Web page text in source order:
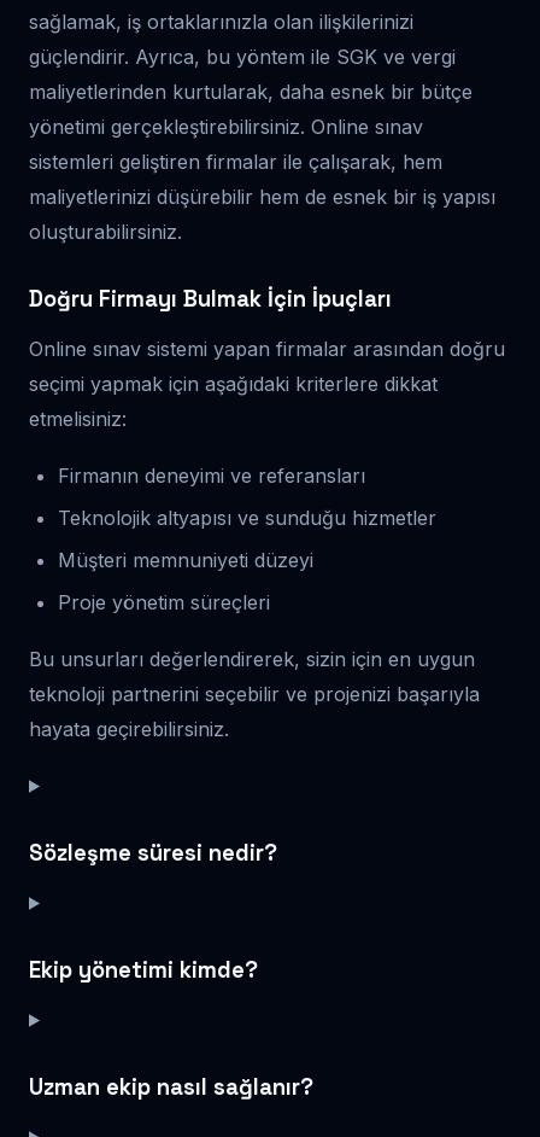
sağlamak, iş ortaklarınızla olan ilişkilerinizi
güçlendirir. Ayrıca, bu yöntem ile SGK ve vergi
maliyetlerinden kurtularak, daha esnek bir bütçe
yönetimi gerçekleştirebilirsiniz. Online sınav
sistemleri geliştiren firmalar ile çalışarak, hem
maliyetlerinizi düşürebilir hem de esnek bir iş yapısı
oluşturabilirsiniz.
Doğru Firmayı Bulmak İçin İpuçları
Online sınav sistemi yapan firmalar arasından doğru
seçimi yapmak için aşağıdaki kriterlere dikkat
etmelisiniz:
Firmanın deneyimi ve referansları
Teknolojik altyapısı ve sunduğu hizmetler
Müşteri memnuniyeti düzeyi
Proje yönetim süreçleri
Bu unsurları değerlendirerek, sizin için en uygun
teknoloji partnerini seçebilir ve projenizi başarıyla
hayata geçirebilirsiniz.
Sözleşme süresi nedir?
Ekip yönetimi kimde?
Uzman ekip nasıl sağlanır?